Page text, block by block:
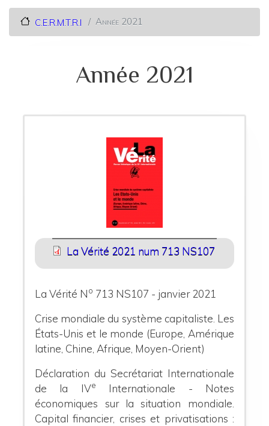
C.E.R.M.T.R.I Année 2021
Année 2021
La Vérité 2021 num 713 NS107
La Vérité No 713 NS107 - janvier 2021
Crise mondiale du système capitaliste. Les
États-Unis et le monde (Europe, Amérique
latine, Chine, Afrique, Moyen-Orient)
Déclaration du Secrétariat Internationale
de la IVe
Internationale - Notes
économiques sur la situation mondiale.
Capital financier, crises et privatisations :